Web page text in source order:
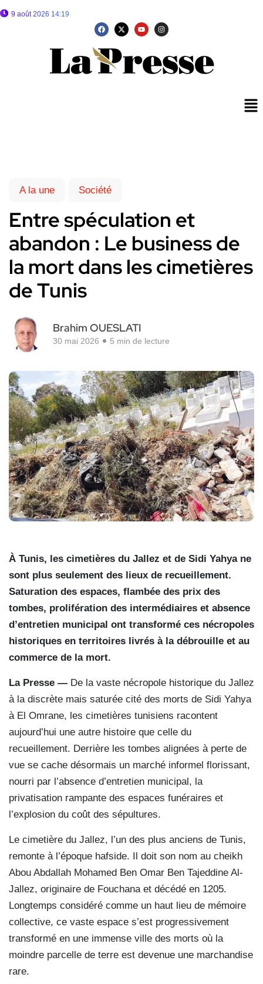
9 août 2026 14:19
A la une Société
Entre spéculation et
abandon : Le business de
la mort dans les cimetières
de Tunis
Brahim OUESLATI
30 mai 2026 5 min de lecture
À Tunis, les cimetières du Jallez et de Sidi Yahya ne
sont plus seulement des lieux de recueillement.
Saturation des espaces, flambée des prix des
tombes, prolifération des intermédiaires et absence
d’entretien municipal ont transformé ces nécropoles
historiques en territoires livrés à la débrouille et au
commerce de la mort.
La Presse — De la vaste nécropole historique du Jallez
à la discrète mais saturée cité des morts de Sidi Yahya
à El Omrane, les cimetières tunisiens racontent
aujourd’hui une autre histoire que celle du
recueillement. Derrière les tombes alignées à perte de
vue se cache désormais un marché informel florissant,
nourri par l’absence d’entretien municipal, la
privatisation rampante des espaces funéraires et
l’explosion du coût des sépultures.
Le cimetière du Jallez, l’un des plus anciens de Tunis,
remonte à l’époque hafside. Il doit son nom au cheikh
Abou Abdallah Mohamed Ben Omar Ben Tajeddine Al-
Jallez, originaire de Fouchana et décédé en 1205.
Longtemps considéré comme un haut lieu de mémoire
collective, ce vaste espace s’est progressivement
transformé en une immense ville des morts où la
moindre parcelle de terre est devenue une marchandise
rare.